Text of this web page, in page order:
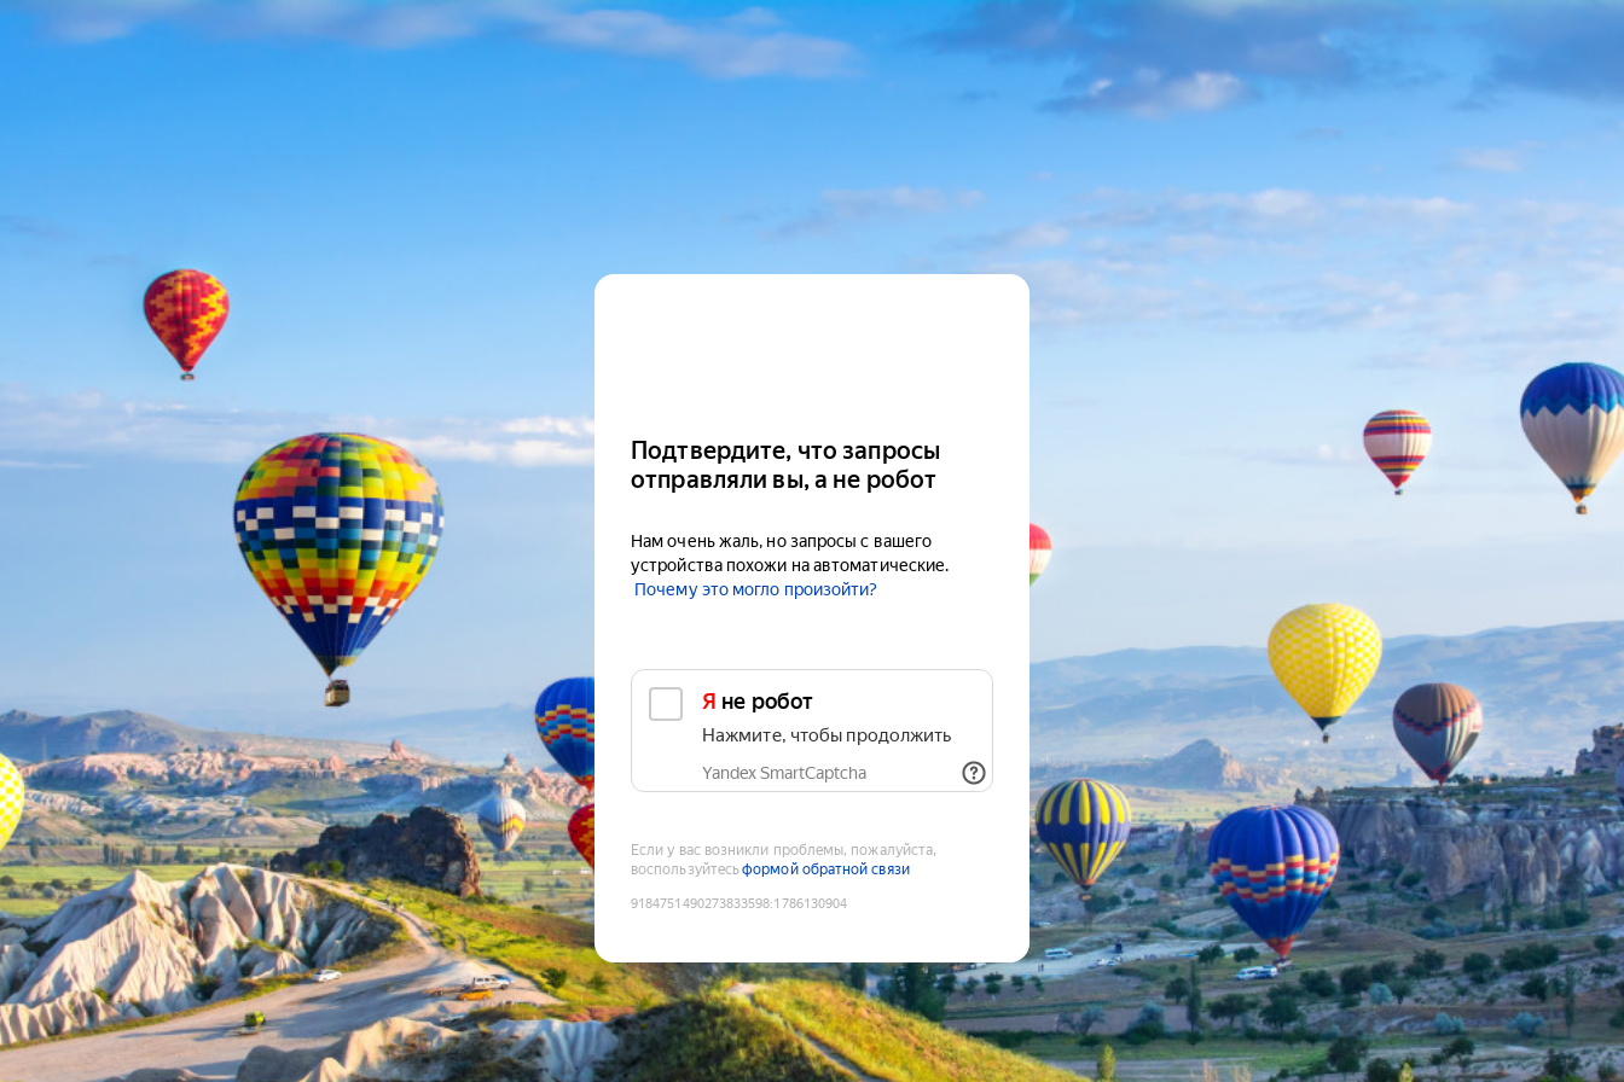
Подтвердите, что запросы
отправляли вы, а не робот
Нам очень жаль, но запросы с вашего
устройства похожи на автоматические.
Почему это могло произойти?
Я не робот
Нажмите, чтобы продолжить
Yandex SmartCaptcha
Если у вас возникли проблемы, пожалуйста,
воспользуйтесьформой обратной связи
9184751490273833598:1786130904